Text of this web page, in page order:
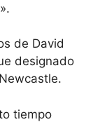
de David
designado
tiempo